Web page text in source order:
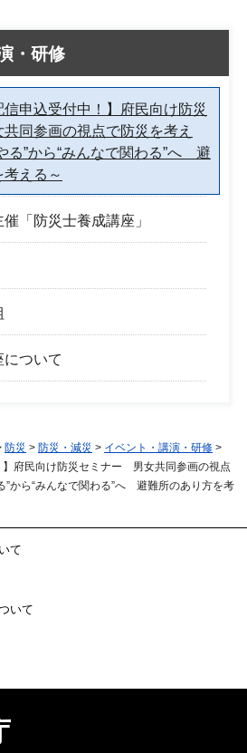
・研修
信申込受付中！】府民向け防災
同参画の視点で防災を考え
る”から“みんなで関わる”へ 避
える～
「防災士養成講座」
について
防災 > 防災・減災 > イベント・講演・研修 >
】府民向け防災セミナー 男女共同参画の視点
から“みんなで関わる”へ 避難所のあり方を考
て
いて